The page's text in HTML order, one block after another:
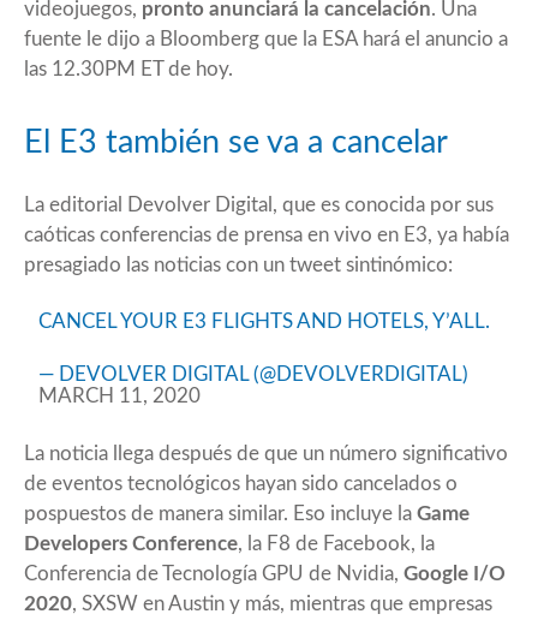
videojuegos, pronto anunciará la cancelación. Una
fuente le dijo a Bloomberg que la ESA hará el anuncio a
las 12.30PM ET de hoy.
El E3 también se va a cancelar
La editorial Devolver Digital, que es conocida por sus
caóticas conferencias de prensa en vivo en E3, ya había
presagiado las noticias con un tweet sintinómico:
CANCEL YOUR E3 FLIGHTS AND HOTELS, Y’ALL.
— DEVOLVER DIGITAL (@DEVOLVERDIGITAL)
MARCH 11, 2020
La noticia llega después de que un número significativo
de eventos tecnológicos hayan sido cancelados o
pospuestos de manera similar. Eso incluye la Game
Developers Conference, la F8 de Facebook, la
Conferencia de Tecnología GPU de Nvidia, Google I/O
2020, SXSW en Austin y más, mientras que empresas